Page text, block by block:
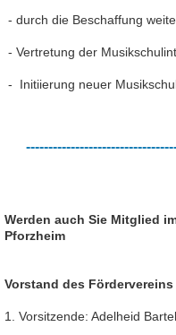
- durch die Beschaffung
- Vertretung der
- Initiierung neuer
Werden auch Sie Mitglied
Pforzheim
Vorstand des
1. Vorsitzende: Adelheid Bartel